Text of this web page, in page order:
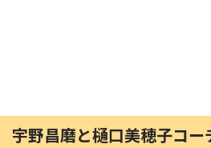
宇野昌磨と樋口美穂子コ